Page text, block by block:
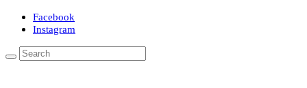
Facebook
Instagram